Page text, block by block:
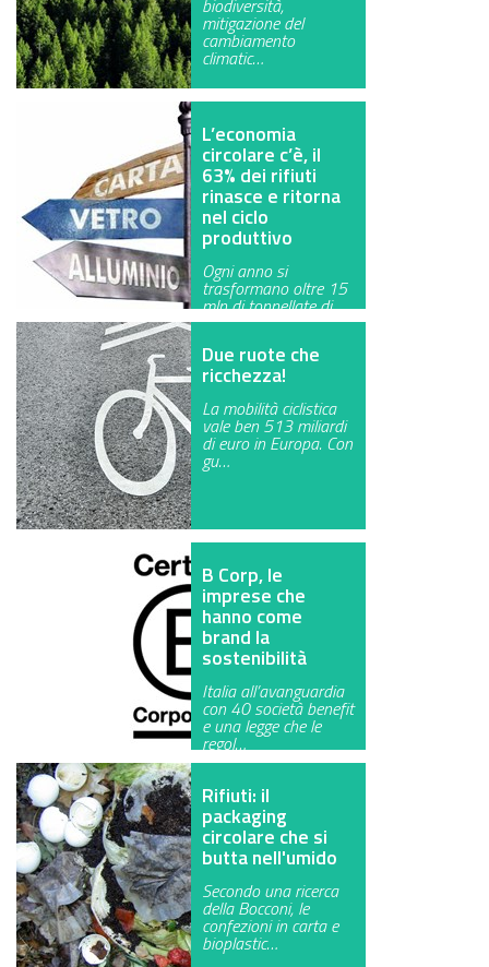
GREEN TECH
GLOCAL
ECOINCENTRIAMOCI
biodiversità,
mitigazione del
cambiamento
climatic…
L’economia
circolare c’è, il
63% dei rifiuti
rinasce e ritorna
nel ciclo
produttivo
Ogni anno si
trasformano oltre 15
mln di tonnellate di
rifiuti di cart…
Due ruote che
ricchezza!
La mobilità ciclistica
vale ben 513 miliardi
di euro in Europa. Con
gu…
B Corp, le
imprese che
hanno come
brand la
sostenibilità
Italia all’avanguardia
con 40 società benefit
e una legge che le
regol…
Rifiuti: il
packaging
circolare che si
butta nell'umido
Secondo una ricerca
della Bocconi, le
confezioni in carta e
bioplastic…